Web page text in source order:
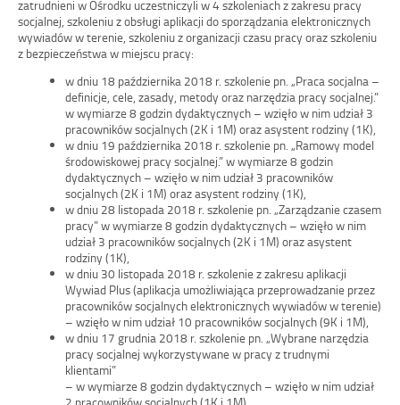
zatrudnieni w Ośrodku uczestniczyli w 4 szkoleniach z zakresu pracy
socjalnej, szkoleniu z obsługi aplikacji do sporządzania elektronicznych
wywiadów w terenie, szkoleniu z organizacji czasu pracy oraz szkoleniu
z bezpieczeństwa w miejscu pracy:
w dniu 18 października 2018 r. szkolenie pn. „Praca socjalna –
definicje, cele, zasady, metody oraz narzędzia pracy socjalnej.”
w wymiarze 8 godzin dydaktycznych – wzięło w nim udział 3
pracowników socjalnych (2K i 1M) oraz asystent rodziny (1K),
w dniu 19 października 2018 r. szkolenie pn. „Ramowy model
środowiskowej pracy socjalnej.” w wymiarze 8 godzin
dydaktycznych – wzięło w nim udział 3 pracowników
socjalnych (2K i 1M) oraz asystent rodziny (1K),
w dniu 28 listopada 2018 r. szkolenie pn. „Zarządzanie czasem
pracy” w wymiarze 8 godzin dydaktycznych – wzięło w nim
udział 3 pracowników socjalnych (2K i 1M) oraz asystent
rodziny (1K),
w dniu 30 listopada 2018 r. szkolenie z zakresu aplikacji
Wywiad Plus (aplikacja umożliwiająca przeprowadzanie przez
pracowników socjalnych elektronicznych wywiadów w terenie)
– wzięło w nim udział 10 pracowników socjalnych (9K i 1M),
w dniu 17 grudnia 2018 r. szkolenie pn. „Wybrane narzędzia
pracy socjalnej wykorzystywane w pracy z trudnymi
klientami”
– w wymiarze 8 godzin dydaktycznych – wzięło w nim udział
2 pracowników socjalnych (1K i 1M),